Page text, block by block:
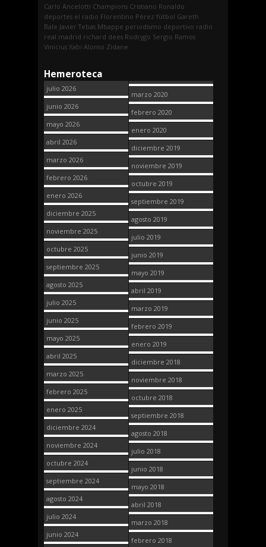
Carlo Ancelotti Champions Cristiano Ronaldo
deportes el radio Florentino Pérez fútbol Gareth
Bale Javier Tebas Mbappe periodismo deportivo radio
real madrid richard dees Rodrygo Sergio Ramos
Vinicius Xabi Alonso Zidane
Hemeroteca
julio 2026
junio 2026
mayo 2026
abril 2026
marzo 2026
febrero 2026
enero 2026
diciembre 2025
noviembre 2025
octubre 2025
septiembre 2025
agosto 2025
julio 2025
junio 2025
mayo 2025
abril 2025
marzo 2025
febrero 2025
enero 2025
diciembre 2024
noviembre 2024
octubre 2024
septiembre 2024
agosto 2024
julio 2024
junio 2024
marzo 2020
febrero 2020
enero 2020
diciembre 2019
noviembre 2019
octubre 2019
septiembre 2019
agosto 2019
julio 2019
junio 2019
mayo 2019
abril 2019
marzo 2019
febrero 2019
enero 2019
diciembre 2018
noviembre 2018
octubre 2018
septiembre 2018
agosto 2018
julio 2018
junio 2018
mayo 2018
abril 2018
marzo 2018
febrero 2018